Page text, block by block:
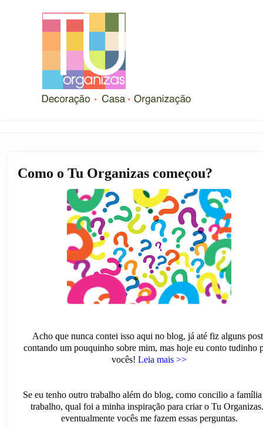
Como o Tu Organizas começou?
Acho que nunca contei isso aqui no blog, já até fiz alguns
contando um pouquinho sobre mim, mas hoje eu conto tudinho
vocês! Leia mais >>
Se eu tenho outro trabalho além do blog, como concilio a
trabalho, qual foi a minha inspiração para criar o Tu
eventualmente vocês me fazem essas perguntas.